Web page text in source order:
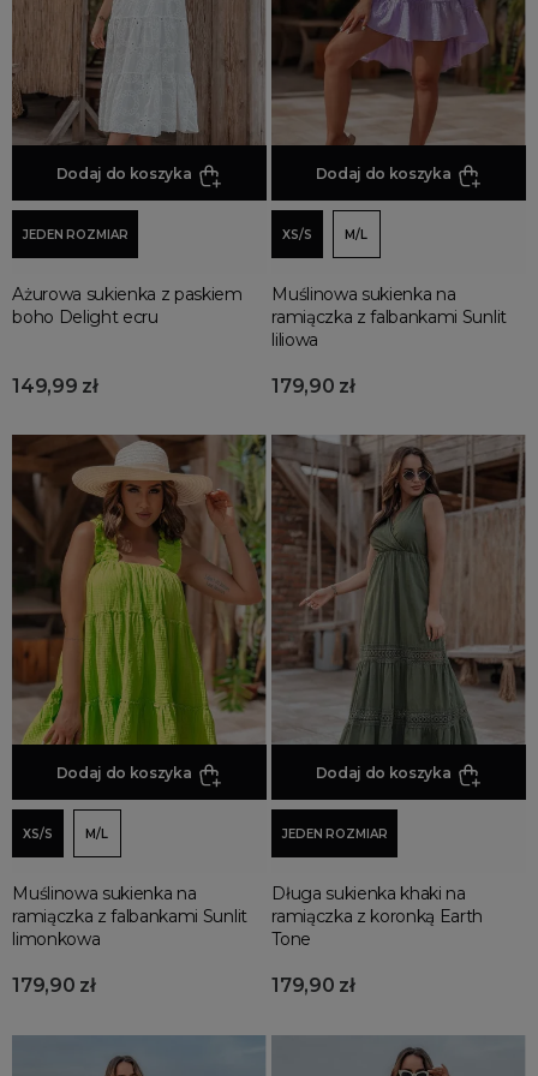
Sukienki na co dzień
Sukienki oversize
Sukienki koronkowe
Sukienki koktajlowe
Sukienki do pracy
Sukienki boho
Sukienki na imprezę
Sukienki bez rękawów
Sukienki z krótkim rękawem
Sukienki dopasowane
Sukienki z rozcięciem
Sukienki welurowe
Sukienki na studniówkę
Sukienki na każda okazję
Sukienki przekładane
Sukienki z falbankami
Sukienki proste
Sukienki w panterkę
Sukienki z marszczeniem
Sukienki dzianinowe
Sukienki koszulowe
Sukienki asymetryczne
Sukienki swetrowe
Sukienki z golfem
Sukienki eleganckie
Sukienki dresowe
Dodaj do koszyka
JEDEN ROZMIAR
Ażurowa sukienka z paskiem
boho Delight ecru
149,99 zł
Dodaj do koszyka
XS/S M/L
Muślinowa sukienka na
ramiączka z falbankami Sunlit
liliowa
179,90 zł
Dodaj do koszyka
XS/S M/L
Muślinowa sukienka na
ramiączka z falbankami Sunlit
limonkowa
179,90 zł
Dodaj do koszyka
JEDEN ROZMIAR
Długa sukienka khaki na
ramiączka z koronką Earth
Tone
179,90 zł